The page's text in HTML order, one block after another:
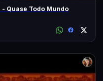
Quase Todo Mundo